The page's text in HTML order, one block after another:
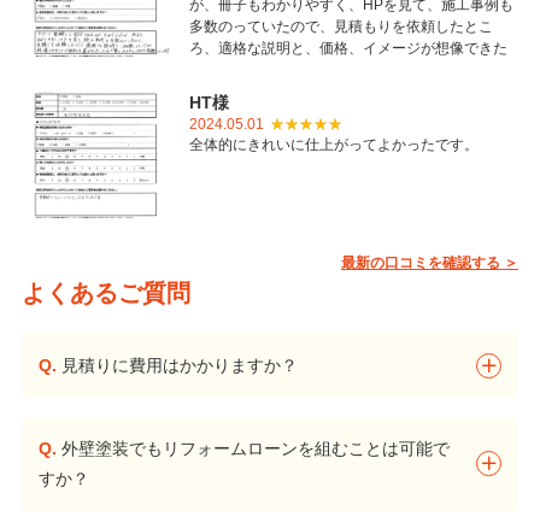
が、冊子もわかりやすく、HPを見て、施工事例も
多数のっていたので、見積もりを依頼したとこ
ろ、適格な説明と、価格、イメージが想像できた
いただき感謝しています。
HT様
2024.05.01
全体的にきれいに仕上がってよかったです。
最新の口コミを確認する ＞
よくあるご質問
Q. 見積りに費用はかかりますか？
Q. 外壁塗装でもリフォームローンを組むことは可能で
すか？